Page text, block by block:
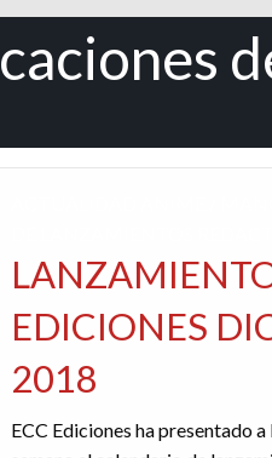
EDICIONES
2018
ECC Ediciones ha presentado